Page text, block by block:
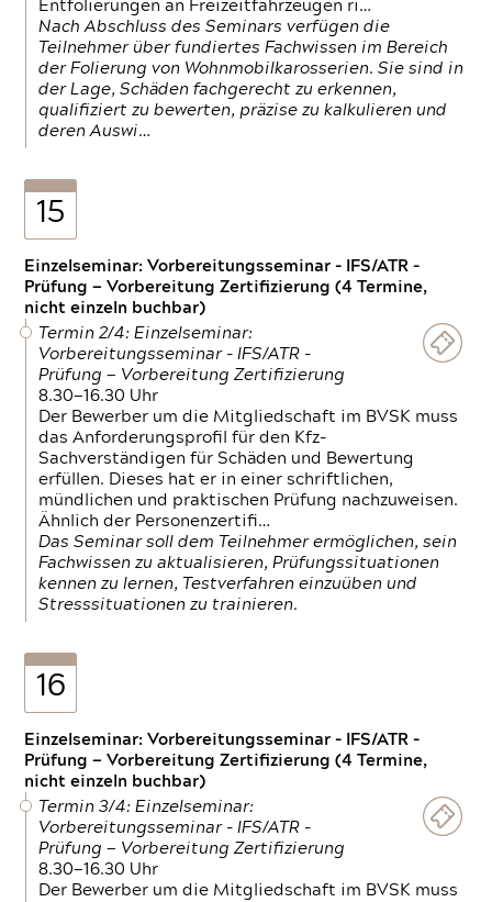
Entfolierungen an Freizeitfahrzeugen ri…
Nach Abschluss des Seminars verfügen die
Teilnehmer über fundiertes Fachwissen im Bereich
der Folierung von Wohnmobilkarosserien. Sie sind in
der Lage, Schäden fachgerecht zu erkennen,
qualifiziert zu bewerten, präzise zu kalkulieren und
deren Auswi…
15
Einzelseminar: Vorbereitungsseminar - IFS/ATR -
Prüfung — Vorbereitung Zertifizierung (4 Termine,
nicht einzeln buchbar)
Termin 2/4: Einzelseminar:
Vorbereitungsseminar - IFS/ATR -
Prüfung — Vorbereitung Zertifizierung
8.30—16.30 Uhr
Der Bewerber um die Mitgliedschaft im BVSK muss
das Anforderungsprofil für den Kfz-
Sachverständigen für Schäden und Bewertung
erfüllen. Dieses hat er in einer schriftlichen,
mündlichen und praktischen Prüfung nachzuweisen.
Ähnlich der Personenzertifi…
Das Seminar soll dem Teilnehmer ermöglichen, sein
Fachwissen zu aktualisieren, Prüfungssituationen
kennen zu lernen, Testverfahren einzuüben und
Stresssituationen zu trainieren.
16
Einzelseminar: Vorbereitungsseminar - IFS/ATR -
Prüfung — Vorbereitung Zertifizierung (4 Termine,
nicht einzeln buchbar)
Termin 3/4: Einzelseminar:
Vorbereitungsseminar - IFS/ATR -
Prüfung — Vorbereitung Zertifizierung
8.30—16.30 Uhr
Der Bewerber um die Mitgliedschaft im BVSK muss